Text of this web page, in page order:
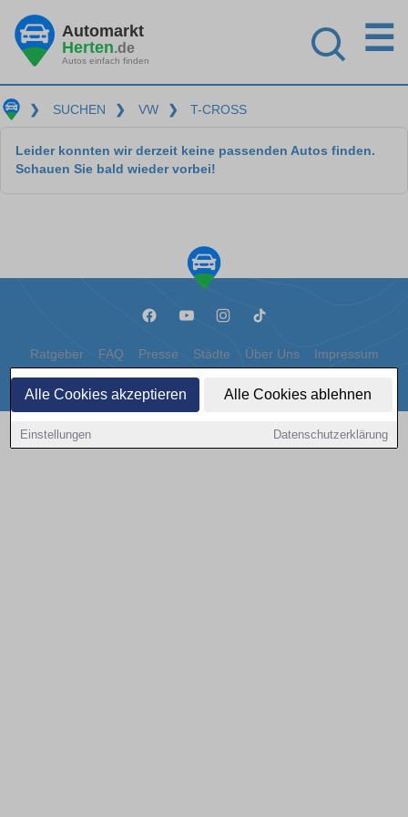
Alle Cookies akzeptieren Alle Cookies ablehnen
Einstellungen Datenschutzerklärung
Automarkt
Herten.de
Autos einfach finden
☰
❯ SUCHEN ❯ VW ❯ T-CROSS
Leider konnten wir derzeit keine passenden Autos finden.
Schauen Sie bald wieder vorbei!
Ratgeber FAQ Presse Städte Über Uns Impressum
Datenschutz Cookies
Copyright © 2000 - 2026 | 1A Infosysteme GmbH | Content by: 1a-sites-autos